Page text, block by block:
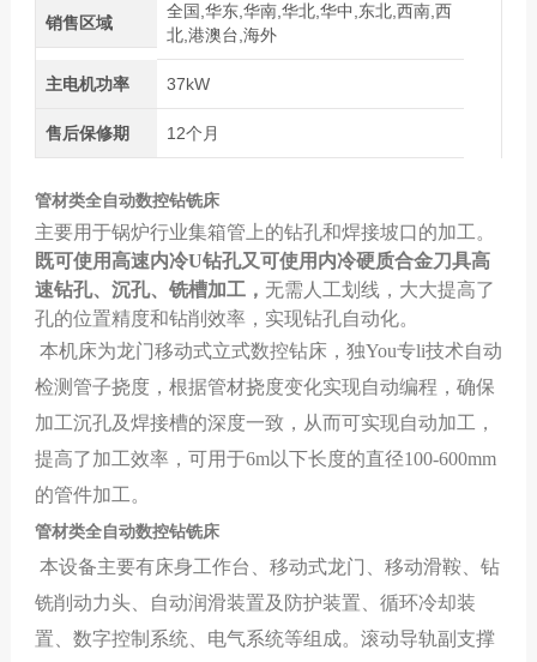
销售区域
全国,华东,华南,华北,华中,东北,西南,西
北,港澳台,海外
主电机功率 37kW
售后保修期 12个月
管材类全自动数控钻铣床
主要用于锅炉行业集箱管上的钻孔和焊接坡口的加工。
既可使用高速内冷U钻孔又可使用内冷硬质合金刀具高
速钻孔、 沉孔、铣槽加工， 无需 人工划线，大大提高了
孔的位置精度和钻削效率，实现钻孔自动化。
本机床为龙门移动式立式数控钻床 ， 独You专li技术自动
检测管子挠度，根据管材挠度变化实现自动编程，确保
加工沉孔及焊接槽的深度一致， 从而可实现自动加工，
提高了加工效率，可用于6m以下长度的直径100-600mm
的管件加工。
管材类全自动数控钻铣床
本设备主要有床身工作台、移动式龙门、移动滑鞍、钻
铣削动力头、自动润滑装置及防护装置、循环冷却装
置、数字控制系统、电气系统等组成。滚动导轨副支撑